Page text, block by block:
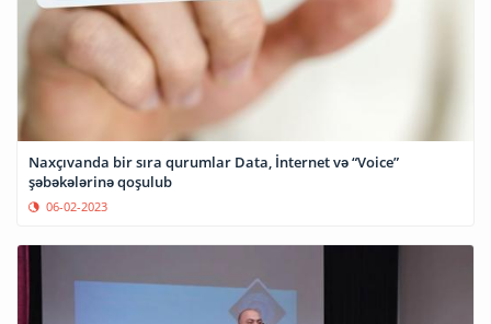
Naxçıvanda bir sıra qurumlar Data, İnternet və “Voice”
şəbəkələrinə qoşulub
06-02-2023